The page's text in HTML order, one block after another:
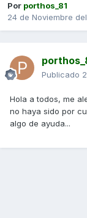
Por porthos_81
24 de Noviembre
Publicado
Hola a todos, me
no haya sido por
algo de ayuda...